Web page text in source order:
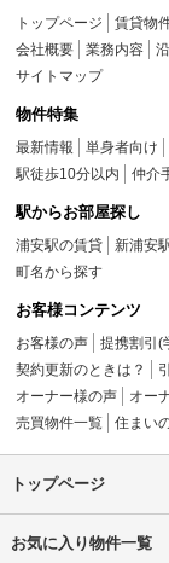
トップページ 賃貸物
会社概要
業務内容
サイトマップ
物件特集
最新情報 単身者向け
駅徒歩10分以内
仲介
駅からお部屋探し
浦安駅の賃貸 新浦安
町名から探す
お客様コンテンツ
お客様の声 提携割引(
契約更新のときは？
オーナー様の声
オー
売買物件一覧
住まい
トップページ
お気に入り物件一覧